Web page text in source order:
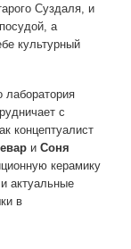
Суздаля, и
а
культурный
с
концептуалист
и Соня
керамику
актуальные
в